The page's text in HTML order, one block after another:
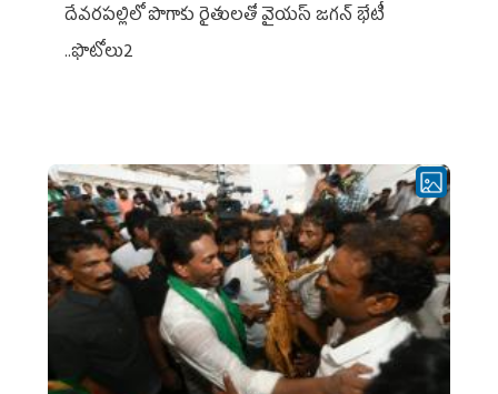
దేవరపల్లిలో పొగాకు రైతులతో వైయస్ జగన్ భేటీ
..ఫొటోలు2